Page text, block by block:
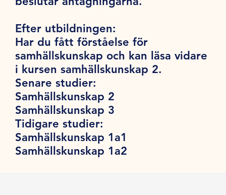
Efter utbildningen:
Har du fått förståelse för
samhällskunskap och kan läsa vidare
i kursen samhällskunskap 2.
Senare studier:
Samhällskunskap 2
Samhällskunskap 3
Tidigare studier:
Samhällskunskap 1a1
Samhällskunskap 1a2